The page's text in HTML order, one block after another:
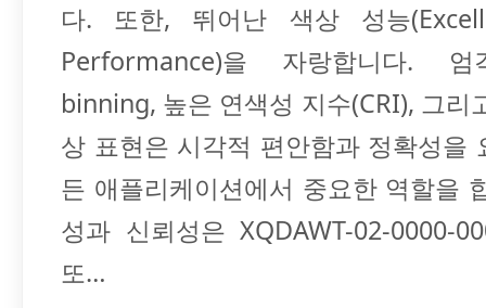
다. 또한, 뛰어난 색상 성능
Performance)을 자랑합니다.
binning, 높은 연색성 지수(CRI), 그리
상 표현은 시각적 편안함과 정확성을
든 애플리케이션에서 중요한 역할을
성과 신뢰성은 XQDAWT-02-0000-
또…